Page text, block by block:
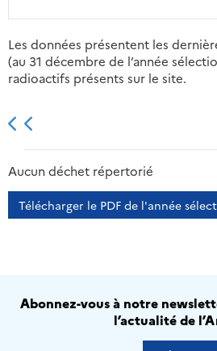
Les données présentent les
(au 31 décembre de l’année
radioactifs présents sur le site.
2013 2014
Aucun déchet répertorié
Télécharger le PDF de l'année
Abonnez-vous à notre
l’actualité de